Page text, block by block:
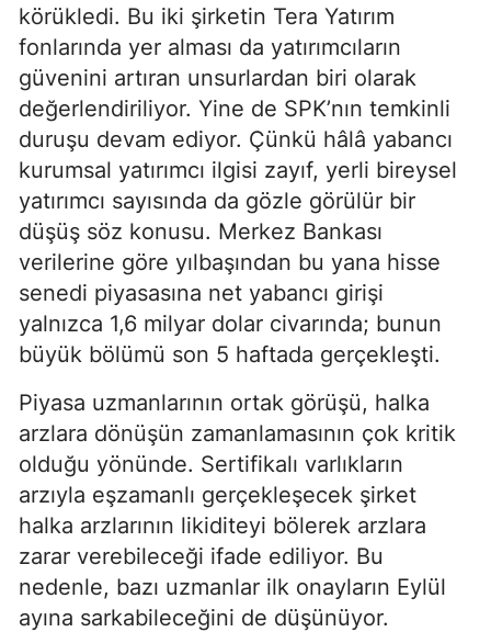
körükledi. Bu iki şirketin Tera Yatırım
fonlarında yer alması da yatırımcıların
güvenini artıran unsurlardan biri olarak
değerlendiriliyor. Yine de SPK’nın temkinli
duruşu devam ediyor. Çünkü hâlâ yabancı
kurumsal yatırımcı ilgisi zayıf, yerli bireysel
yatırımcı sayısında da gözle görülür bir
düşüş söz konusu. Merkez Bankası
verilerine göre yılbaşından bu yana hisse
senedi piyasasına net yabancı girişi
yalnızca 1,6 milyar dolar civarında; bunun
büyük bölümü son 5 haftada gerçekleşti.
Piyasa uzmanlarının ortak görüşü, halka
arzlara dönüşün zamanlamasının çok kritik
olduğu yönünde. Sertifikalı varlıkların
arzıyla eşzamanlı gerçekleşecek şirket
halka arzlarının likiditeyi bölerek arzlara
zarar verebileceği ifade ediliyor. Bu
nedenle, bazı uzmanlar ilk onayların Eylül
ayına sarkabileceğini de düşünüyor.